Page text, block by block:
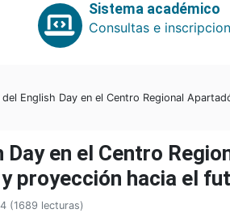
Sistema académico
Consultas e
English Day en el Centro Regional
en el Centro
proyección hacia el
(1689 lecturas)